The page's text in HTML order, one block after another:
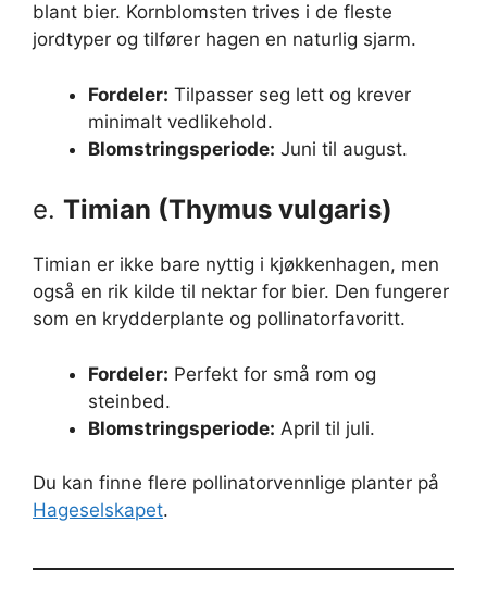
blant bier. Kornblomsten trives i de fleste
jordtyper og tilfører hagen en naturlig sjarm.
Fordeler: Tilpasser seg lett og krever
minimalt vedlikehold.
Blomstringsperiode: Juni til august.
e. Timian (Thymus vulgaris)
Timian er ikke bare nyttig i kjøkkenhagen, men
også en rik kilde til nektar for bier. Den fungerer
som en krydderplante og pollinatorfavoritt.
Fordeler: Perfekt for små rom og
steinbed.
Blomstringsperiode: April til juli.
Du kan finne flere pollinatorvennlige planter på
Hageselskapet.